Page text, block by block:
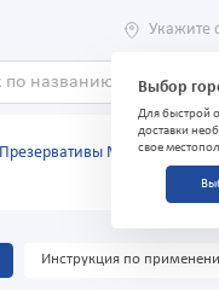
Укажите
Выбор
Для быстрой
доставки
свое
Презервативы Masculan Extra
Инструкция по